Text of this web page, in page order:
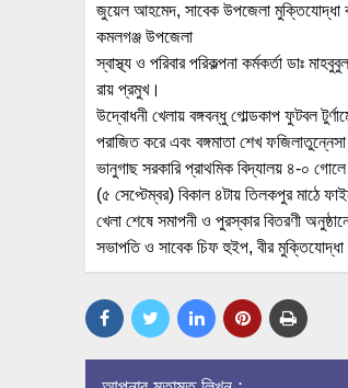
জুয়েল আহমেদ, সাবেক উপজেলা মুক্তিযোদ্ধা
কমলগঞ্জ উপজেলা
স্বাস্থ্য ও পরিবার পরিকল্পনা কর্মকর্তা ডাঃ
রায় প্রমুখ।
উদ্বোধনী খেলায় বঙ্গবন্ধু গোল্ডকাপ ফুটবল
পরাজিত করে এবং বঙ্গমাতা শেখ ফজিলাতুন্নেসা
ভানুগাছ সরকারি প্রাথমিক বিদ্যালয় ৪-০
(৫ সেপ্টেম্বর) বিকাল ৪টায় তিলকপুর মাঠে
খেলা শেষে সমাপনী ও পুরস্কার বিতরণী
সভাপতি ও সাবেক চিফ হুইপ, বীর